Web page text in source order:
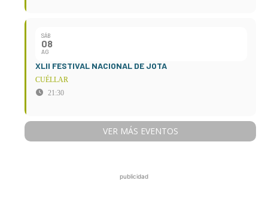
SÁB
08
AG
XLII FESTIVAL NACIONAL DE JOTA
CUÉLLAR
21:30
VER MÁS EVENTOS
publicidad